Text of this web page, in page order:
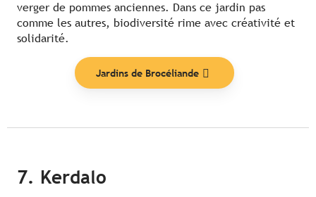
verger de pommes anciennes. Dans ce jardin pas
comme les autres, biodiversité rime avec créativité et
solidarité.
Jardins de Brocéliande
7. Kerdalo